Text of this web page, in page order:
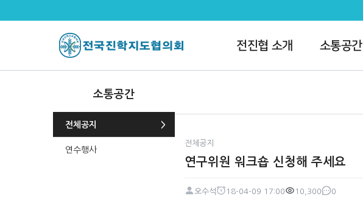
전진협 소개 소통공간
소통공간
전체공지
연수행사
전체공지
연구위원 워크숍 신청해 주세요
페이지 정보
오수석
18-04-09 17:00
10,300
0